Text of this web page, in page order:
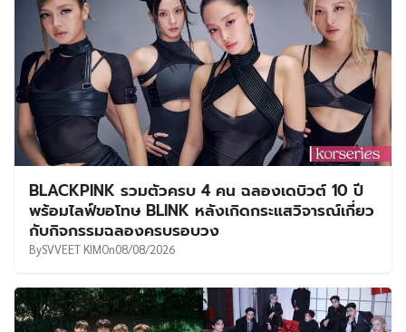
BLACKPINK รวมตัวครบ 4 คน ฉลองเดบิวต์ 10 ปี
พร้อมไลฟ์ขอโทษ BLINK หลังเกิดกระแสวิจารณ์เกี่ยว
กับกิจกรรมฉลองครบรอบวง
BySVVEET KIMOn08/08/2026